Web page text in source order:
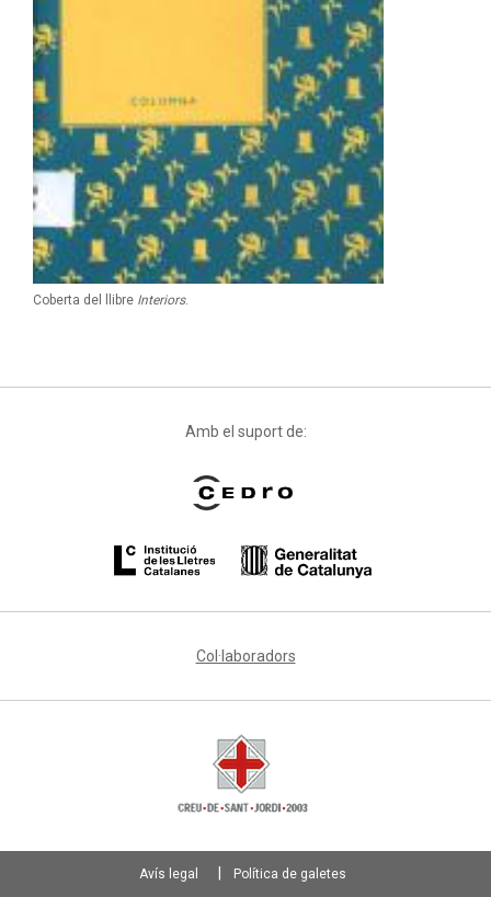
Coberta del llibre Interiors.
Amb el suport de:
Col·laboradors
Avís legal Política de galetes